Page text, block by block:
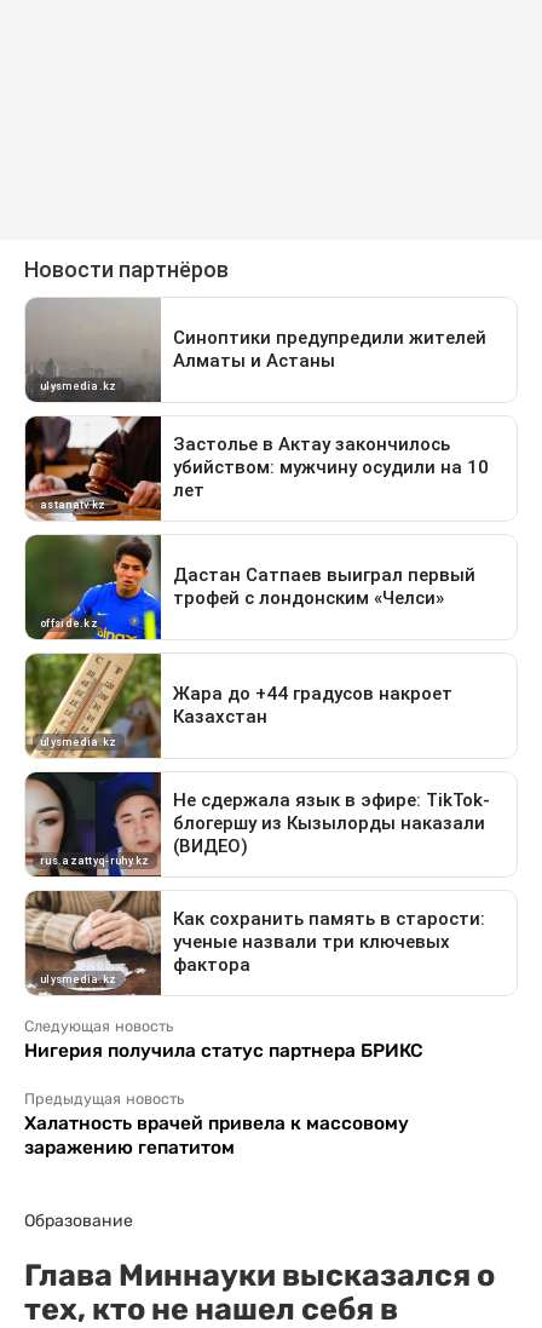
Следующая новость
Нигерия получила статус партнера БРИКС
Предыдущая новость
Халатность врачей привела к массовому
заражению гепатитом
Образование
Глава Миннауки высказался о
тех, кто не нашел себя в